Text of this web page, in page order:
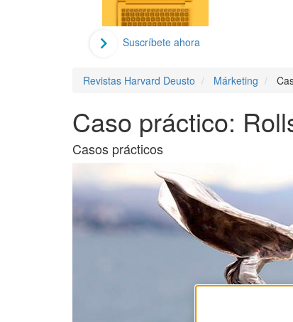
Suscríbete ahora
Revistas Harvard Deusto Márketing
Caso práctico:
Casos prácticos